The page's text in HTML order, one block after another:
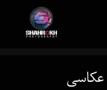
عکاسی